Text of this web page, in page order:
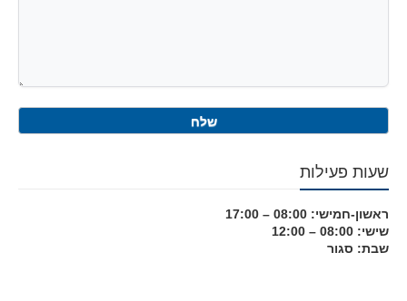
שעות פעילות
ראשון-חמישי: 08:00 – 17:00
שישי: 08:00 – 12:00
שבת: סגור